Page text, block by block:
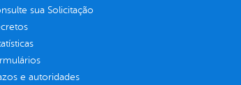
sua Solicitação
e autoridades